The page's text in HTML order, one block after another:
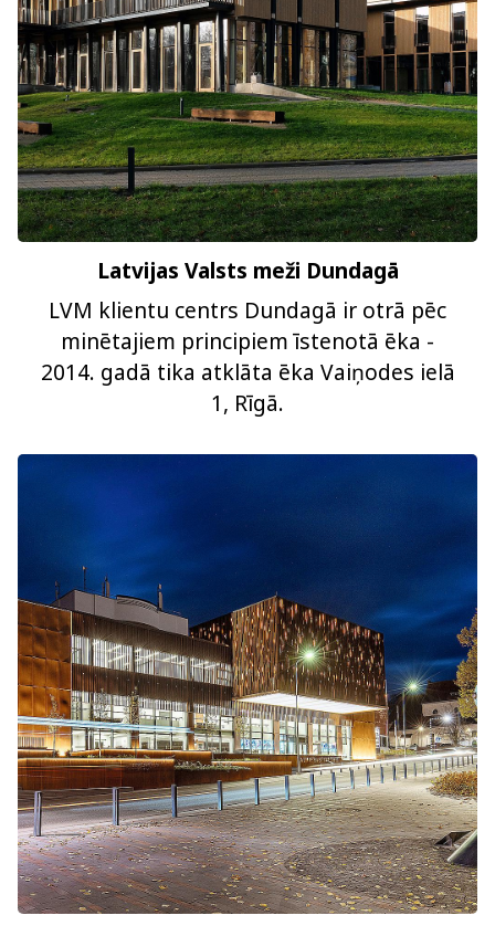
Latvijas Valsts meži Dundagā
LVM klientu centrs Dundagā ir otrā pēc
minētajiem principiem īstenotā ēka -
2014. gadā tika atklāta ēka Vaiņodes ielā
1, Rīgā.